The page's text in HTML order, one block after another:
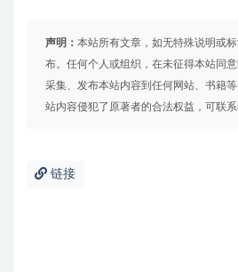
声明： 本站所有文章，如无特殊说明或
布。任何个人或组织，在未征得本站同意
采集、发布本站内容到任何网站、书籍
站内容侵犯了原著者的合法权益，可联系
链接